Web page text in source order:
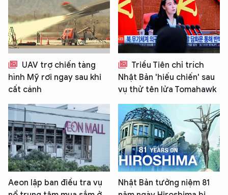
UAV trợ chiến tàng
hình Mỹ rơi ngay sau khi
cất cánh
Triều Tiên chỉ trích
Nhật Bản 'hiếu chiến' sau
vụ thử tên lửa Tomahawk
Aeon lập ban điều tra vụ
Nhật Bản tưởng niệm 81